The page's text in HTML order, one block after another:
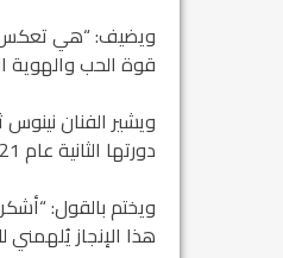
ويضيف: “هي تعكس
قوة الحب والهوية
ويشير الفنان نينوس
دورتها الثانية عام 2021.
ويختم بالقول:
هذا الإنجاز